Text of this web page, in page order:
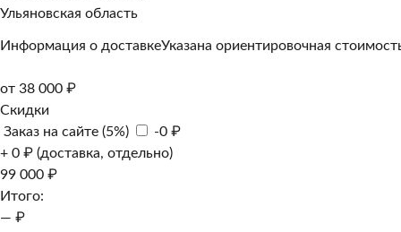
Ульяновская область
Информация о доставкеУказана ориентировочная
от 38 000 ₽
Скидки
Заказ на сайте (5%)
-0 ₽
+ 0 ₽ (доставка, отдельно)
99 000 ₽
Итого:
— ₽